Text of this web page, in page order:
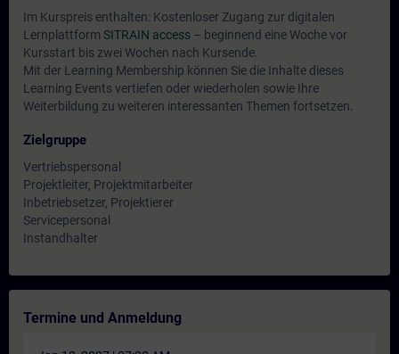
Im Kurspreis enthalten: Kostenloser Zugang zur digitalen
Lernplattform SITRAIN access – beginnend eine Woche vor
Kursstart bis zwei Wochen nach Kursende.
Mit der Learning Membership können Sie die Inhalte dieses
Learning Events vertiefen oder wiederholen sowie Ihre
Weiterbildung zu weiteren interessanten Themen fortsetzen.
Zielgruppe
Vertriebspersonal
Projektleiter, Projektmitarbeiter
Inbetriebsetzer, Projektierer
Servicepersonal
Instandhalter
Termine und Anmeldung